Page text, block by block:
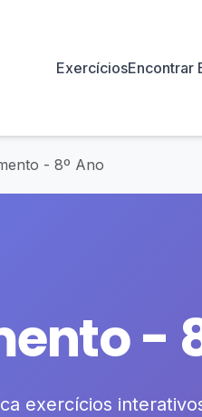
ExercíciosEncontrar
- 8º Ano
-
exercícios